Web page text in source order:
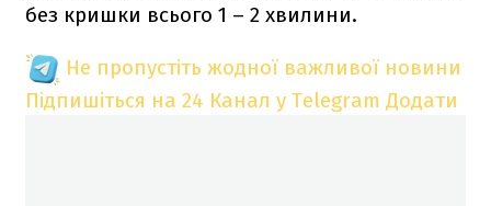
без кришки всього 1 – 2 хвилини.
Не пропустіть жодної важливої новини
Підпишіться на 24 Канал у Telegram Додати